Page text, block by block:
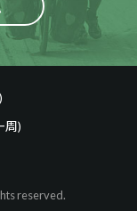
周)
reserved.